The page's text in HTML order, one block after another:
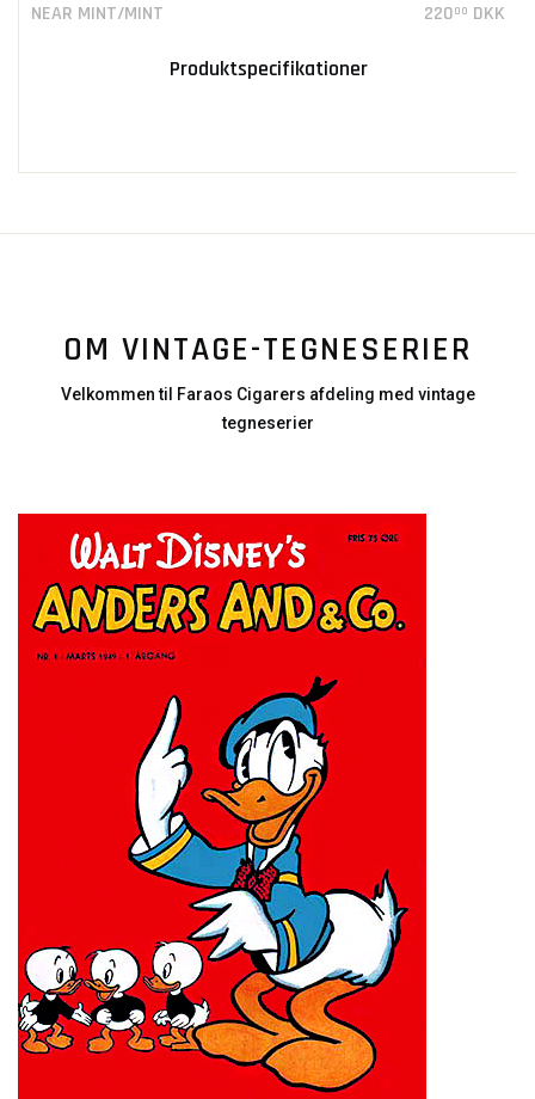
NEAR MINT/MINT
22000 DKK
Produktspecifikationer
OM VINTAGE-TEGNESERIER
Velkommen til Faraos Cigarers afdeling med vintage
tegneserier